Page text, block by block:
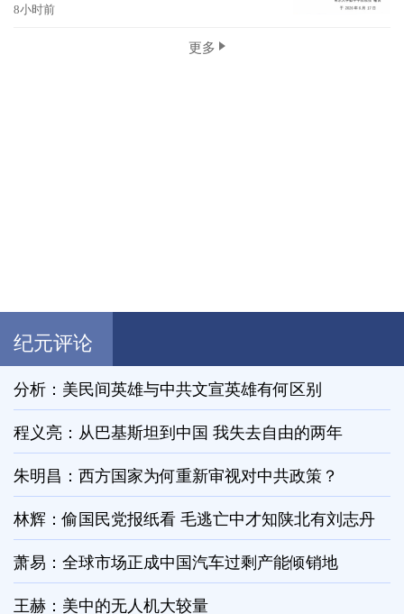
8小时前
更多
纪元评论
分析：美民间英雄与中共文宣英雄有何区别
程义亮：从巴基斯坦到中国 我失去自由的两年
朱明昌：西方国家为何重新审视对中共政策？
林辉：偷国民党报纸看 毛逃亡中才知陕北有刘志丹
萧易：全球市场正成中国汽车过剩产能倾销地
王赫：美中的无人机大较量